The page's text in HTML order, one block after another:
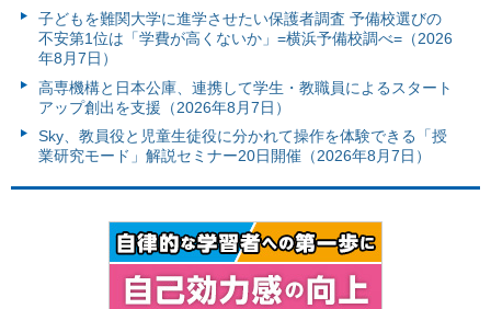
子どもを難関大学に進学させたい保護者調査 予備校選びの
不安第1位は「学費が高くないか」=横浜予備校調べ=（2026
年8月7日）
高専機構と日本公庫、連携して学生・教職員によるスタート
アップ創出を支援（2026年8月7日）
Sky、教員役と児童生徒役に分かれて操作を体験できる「授
業研究モード」解説セミナー20日開催（2026年8月7日）